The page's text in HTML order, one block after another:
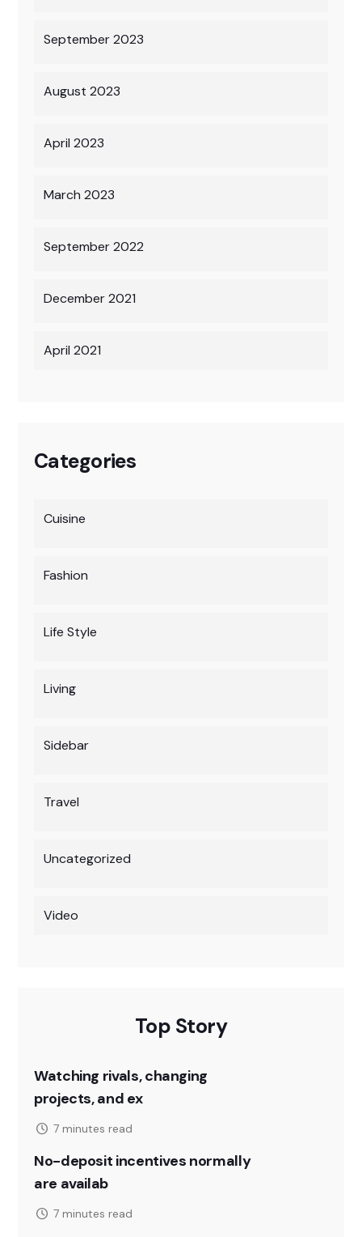
September 2023
August 2023
April 2023
March 2023
September 2022
December 2021
April 2021
Categories
Cuisine
Fashion
Life Style
Living
Sidebar
Travel
Uncategorized
Video
Top Story
Watching rivals, changing
projects, and ex
7 minutes read
No-deposit incentives normally
are availab
7 minutes read